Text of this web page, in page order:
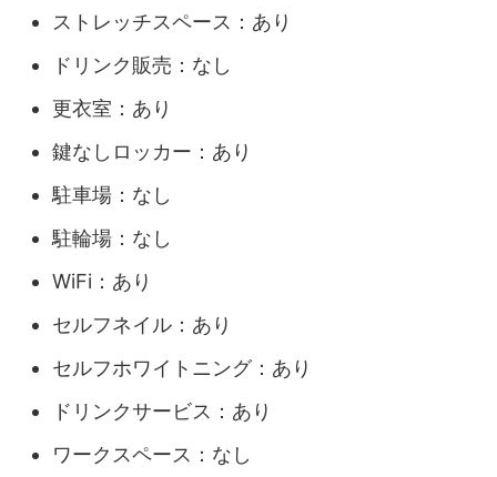
ストレッチスペース：あり
ドリンク販売：なし
更衣室：あり
鍵なしロッカー：あり
駐車場：なし
駐輪場：なし
WiFi：あり
セルフネイル：あり
セルフホワイトニング：あり
ドリンクサービス：あり
ワークスペース：なし